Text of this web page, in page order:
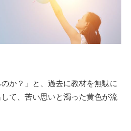
のか？」と、過去に教材を無駄に
て、苦い思いと濁った黄色が流